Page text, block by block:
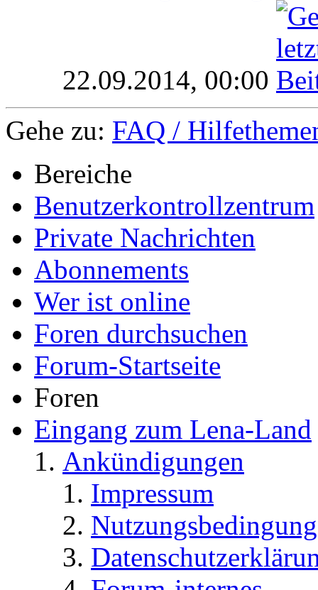
22.09.2014, 00:00
Gehe zu: FAQ /
Bereiche
Benutzerkontrollzentrum
Private Nachrichten
Abonnements
Wer ist online
Foren durchsuchen
Forum-Startseite
Foren
Eingang zum Lena-Land
Ankündigungen
Impressum